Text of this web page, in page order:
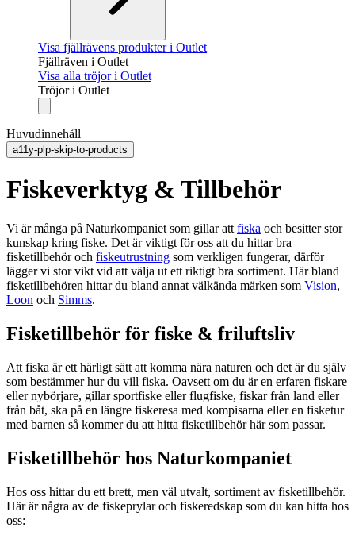
Visa fjällrävens produkter i Outlet
Fjällräven i Outlet
Visa alla tröjor i Outlet
Tröjor i Outlet
Huvudinnehåll
a11y-plp-skip-to-products
Fiskeverktyg & Tillbehör
Vi är många på Naturkompaniet som gillar att fiska och besitter stor
kunskap kring fiske. Det är viktigt för oss att du hittar bra
fisketillbehör och fiskeutrustning som verkligen fungerar, därför
lägger vi stor vikt vid att välja ut ett riktigt bra sortiment. Här bland
fisketillbehören hittar du bland annat välkända märken som Vision,
Loon och Simms.
Fisketillbehör för fiske & friluftsliv
Att fiska är ett härligt sätt att komma nära naturen och det är du själv
som bestämmer hur du vill fiska. Oavsett om du är en erfaren fiskare
eller nybörjare, gillar sportfiske eller flugfiske, fiskar från land eller
från båt, ska på en längre fiskeresa med kompisarna eller en fisketur
med barnen så kommer du att hitta fisketillbehör här som passar.
Fisketillbehör hos Naturkompaniet
Hos oss hittar du ett brett, men väl utvalt, sortiment av fisketillbehör.
Här är några av de fiskeprylar och fiskeredskap som du kan hitta hos
oss: